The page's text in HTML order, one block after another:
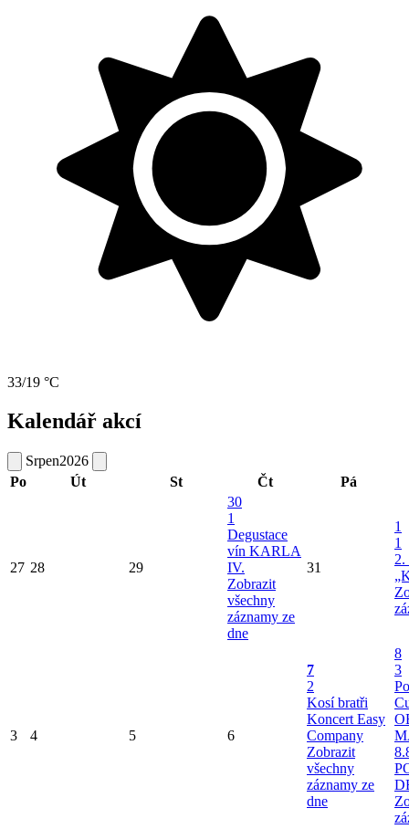
33/19 °C
Kalendář akcí
Srpen2026
Po
Út St Čt Pá
27 28 29
30
1
Degustace
vín KARLA
IV.
Zobrazit
všechny
záznamy ze
dne
31
1
1
2.
3 4 5 6
7
2
Kosí bratři
Koncert Easy
Company
Zobrazit
všechny
záznamy ze
dne
8
3